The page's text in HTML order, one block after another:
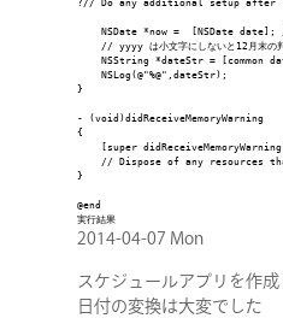
?// Do any additional setup
NSDate *now =  [NSDate date];
// yyyy は小文字にしないと12月末の
NSString *dateStr = [common
    NSLog(@"%@",dateStr);
}
- (void)didReceiveMemoryWarning
{
[super
// Dispose of any resources
}
@end
実行結果
2014-04-07 Mon
スケジュールアプリを作
日付の変換は大変でした